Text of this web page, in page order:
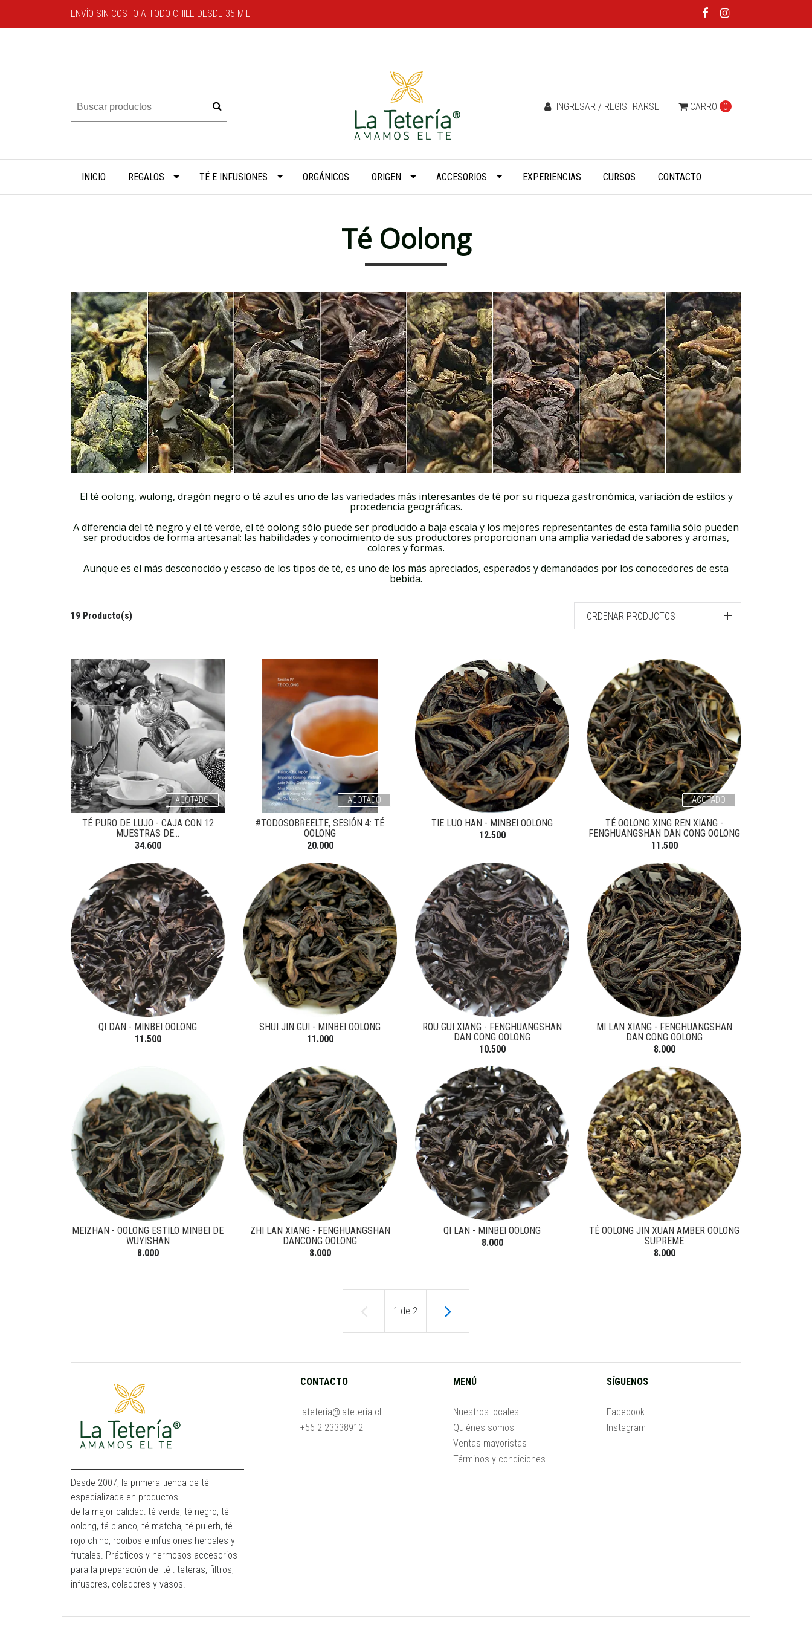
ENVÍO SIN COSTO A TODO CHILE DESDE 35 MIL
CARRO 0
INGRESAR / REGISTRARSE
INICIO REGALOS TÉ E INFUSIONES ORGÁNICOS ORIGEN ACCESORIOS EXPERIENCIAS CURSOS CONTACTO
Té Oolong
El té oolong, wulong, dragón negro o té azul es uno de las variedades más interesantes de té por su riqueza gastronómica, variación de estilos y
procedencia geográficas.
A diferencia del té negro y el té verde, el té oolong sólo puede ser producido a baja escala y los mejores representantes de esta familia sólo pueden
ser producidos de forma artesanal: las habilidades y conocimiento de sus productores proporcionan una amplia variedad de sabores y aromas,
colores y formas.
Aunque es el más desconocido y escaso de los tipos de té, es uno de los más apreciados, esperados y demandados por los conocedores de esta
bebida.
19 Producto(s) ORDENAR PRODUCTOS
AGOTADO
TÉ PURO DE LUJO - CAJA CON 12
MUESTRAS DE...
34.600
AGOTADO
#TODOSOBREELTE, SESIÓN 4: TÉ
OOLONG
20.000
TIE LUO HAN - MINBEI OOLONG
12.500
AGOTADO
TÉ OOLONG XING REN XIANG -
FENGHUANGSHAN DAN CONG OOLONG
11.500
QI DAN - MINBEI OOLONG
11.500
SHUI JIN GUI - MINBEI OOLONG
11.000
ROU GUI XIANG - FENGHUANGSHAN
DAN CONG OOLONG
10.500
MI LAN XIANG - FENGHUANGSHAN
DAN CONG OOLONG
8.000
MEIZHAN - OOLONG ESTILO MINBEI DE
WUYISHAN
8.000
ZHI LAN XIANG - FENGHUANGSHAN
DANCONG OOLONG
8.000
QI LAN - MINBEI OOLONG
8.000
TÉ OOLONG JIN XUAN AMBER OOLONG
SUPREME
8.000
1 de 2
Desde 2007, la primera tienda de té
especializada en productos
de la mejor calidad: té verde, té negro, té
oolong, té blanco, té matcha, té pu erh, té
rojo chino, rooibos e infusiones herbales y
frutales. Prácticos y hermosos accesorios
para la preparación del té : teteras, filtros,
infusores, coladores y vasos.
CONTACTO
lateteria@lateteria.cl
+56 2 23338912
MENÚ
Nuestros locales
Quiénes somos
Ventas mayoristas
Términos y condiciones
SÍGUENOS
Facebook
Instagram